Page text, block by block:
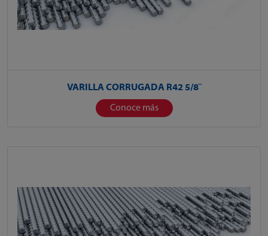
VARILLA CORRUGADA R42 5/8¨
Conoce más